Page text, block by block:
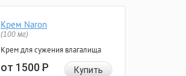
Крем Naron
(100 мг)
Крем для сужения влагалища
от 1500Р Купить